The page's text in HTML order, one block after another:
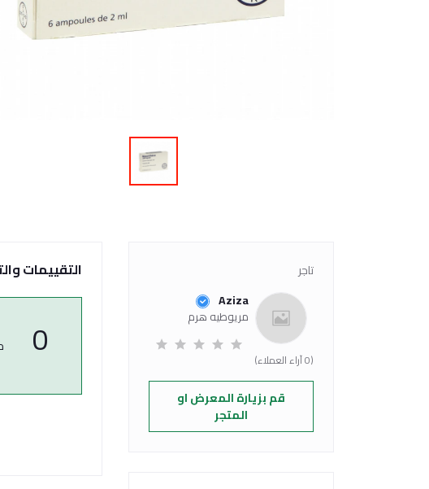
تاجر
Aziza
مريوطيه هرم
(0 آراء العملاء)
قم بزيارة المعرض او
المتجر
التقييمات
0